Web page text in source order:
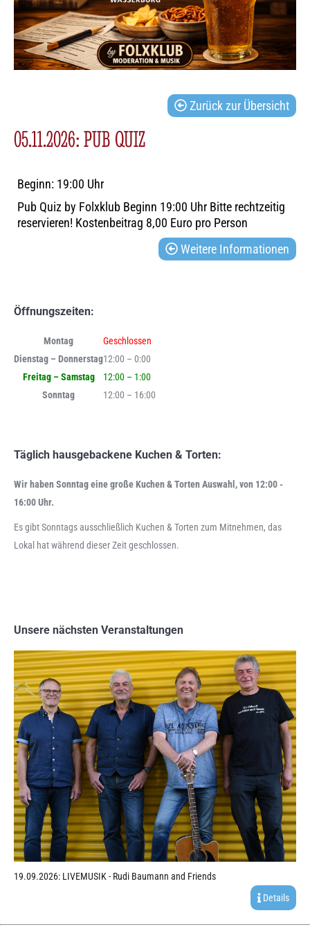
Zurück zur Übersicht
05.11.2026: PUB QUIZ
Beginn: 19:00 Uhr
Pub Quiz by Folxklub Beginn 19:00 Uhr Bitte rechtzeitig
reservieren! Kostenbeitrag 8,00 Euro pro Person
Weitere Informationen
Öffnungszeiten:
Montag
Geschlossen
Dienstag – Donnerstag12:00 – 0:00
Freitag – Samstag
12:00 – 1:00
Sonntag
12:00 – 16:00
Täglich hausgebackene Kuchen & Torten:
Wir haben Sonntag eine große Kuchen & Torten Auswahl, von 12:00 -
16:00 Uhr.
Es gibt Sonntags ausschließlich Kuchen & Torten zum Mitnehmen, das
Lokal hat während dieser Zeit geschlossen.
Unsere nächsten Veranstaltungen
19.09.2026: LIVEMUSIK - Rudi Baumann and Friends
Details